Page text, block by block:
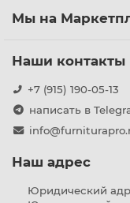
Мы на
Наши контакты
+7 (915) 190-05-13
написать в
Наш адрес
Юридический